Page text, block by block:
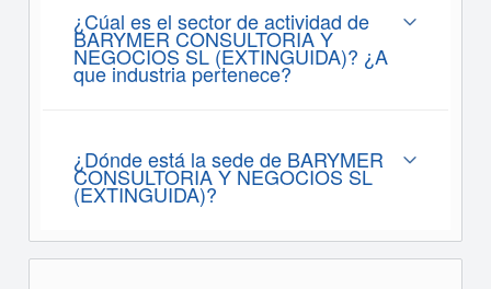
¿Cúal es el sector de actividad de
BARYMER CONSULTORIA Y
NEGOCIOS SL (EXTINGUIDA)? ¿A
que industria pertenece?
¿Dónde está la sede de BARYMER
CONSULTORIA Y NEGOCIOS SL
(EXTINGUIDA)?